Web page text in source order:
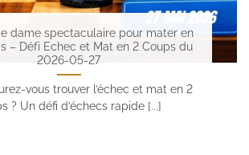
dame spectaculaire pour mater en
– Défi Echec et Mat en 2 Coups du
2026-05-27
vous trouver l’échec et mat en 2
? Un défi d’échecs rapide [...]